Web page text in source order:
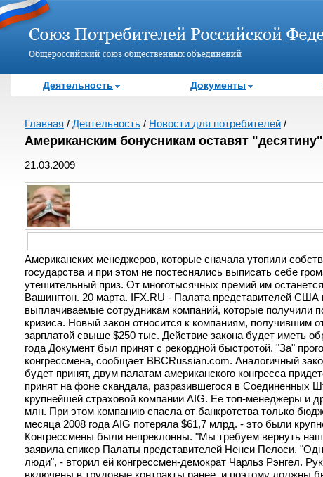
Деятельность Документы
Главная / Деятельность / Новости для потребителей /
Американским бонусникам оставят "десятину"
21.03.2009
Американских менеджеров, которые сначала утопили
государства и при этом не постеснялись выписать себе
утешительный приз. От многотысячных премий им
Вашингтон. 20 марта. IFX.RU - Палата представителей США
выплачиваемые сотрудникам компаний, которые получили
кризиса. Новый закон относится к компаниям, получившим
зарплатой свыше $250 тыс. Действие закона будет иметь
года Документ был принят с рекордной быстротой. "За"
конгрессмена, сообщает BBCRussian.com. Аналогичный
будет принят, двум палатам американского конгресса
принят на фоне скандала, разразившегося в Соединенных
крупнейшей страховой компании AIG. Ее топ-менеджеры и
млн. При этом компанию спасла от банкротства только
месяца 2008 года AIG потеряла $61,7 млрд. - это были
Конгрессмены были непреклонны. "Мы требуем вернуть
заявила спикер Палаты представителей Ненси Пелоси.
люди", - вторил ей конгрессмен-демократ Чарльз Рэнгел.
включены в трудовые контракты ранее, и поэтому должны